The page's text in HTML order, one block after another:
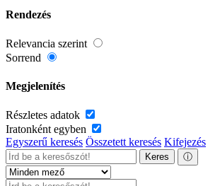
Rendezés
Relevancia szerint
Sorrend
Megjelenítés
Részletes adatok
Iratonként egyben
Egyszerű keresés Összetett keresés Kifejezés
Keres ⓘ